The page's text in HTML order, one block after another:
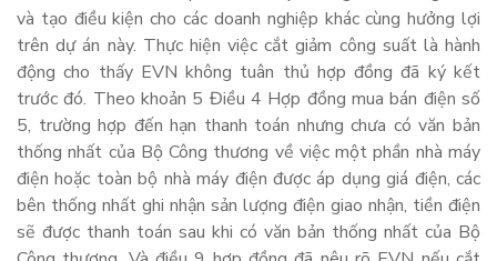
và tạo điều kiện cho các doanh nghiệp khác cùng hưởng lợi
trên dự án này. Thực hiện việc cắt giảm công suất là hành
động cho thấy EVN không tuân thủ hợp đồng đã ký kết
trước đó. Theo khoản 5 Điều 4 Hợp đồng mua bán điện số
5, trường hợp đến hạn thanh toán nhưng chưa có văn bản
thống nhất của Bộ Công thương về việc một phần nhà máy
điện hoặc toàn bộ nhà máy điện được áp dụng giá điện, các
bên thống nhất ghi nhận sản lượng điện giao nhận, tiền điện
sẽ được thanh toán sau khi có văn bản thống nhất của Bộ